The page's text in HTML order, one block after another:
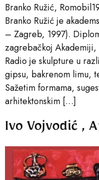
Branko Ružić,
Branko Ružić je
– Zagreb, 1997).
zagrebačkoj
Radio je skulpture u
gipsu, bakrenom limu,
Sažetim formama,
arhitektonskim […]
Ivo Vojvodić ,